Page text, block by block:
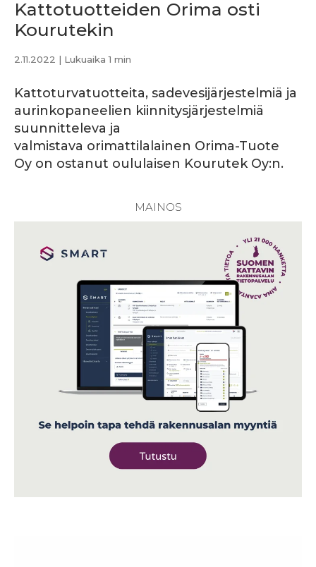
Kattotuotteiden Orima osti
Kourutekin
2.11.2022 | Lukuaika 1 min
Kattoturvatuotteita, sadevesijärjestelmiä ja
aurinkopaneelien kiinnitysjärjestelmiä
suunnitteleva ja
valmistava orimattilalainen Orima-Tuote
Oy on ostanut oululaisen Kourutek Oy:n.